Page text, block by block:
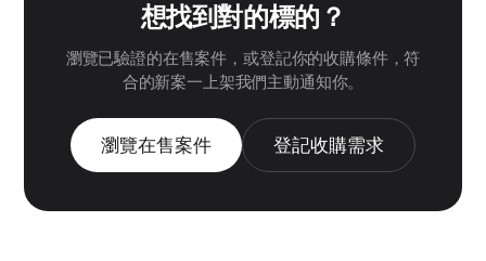
想找到對的標的？
瀏覽已驗證的在售案件，或登記你的收購條件，符
合的新案一上架我們主動通知你。
瀏覽在售案件 登記收購需求